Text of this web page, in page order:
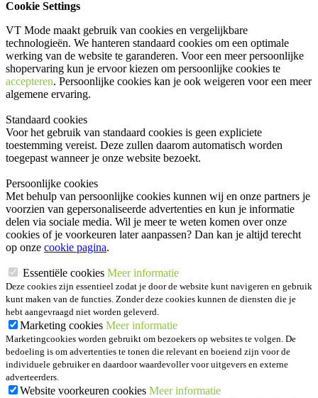
Cookie Settings
VT Mode maakt gebruik van cookies en vergelijkbare
technologieën. We hanteren standaard cookies om een optimale
werking van de website te garanderen. Voor een meer persoonlijke
shopervaring kun je ervoor kiezen om persoonlijke cookies te
accepteren. Persoonlijke cookies kan je ook weigeren voor een meer
algemene ervaring.
Standaard cookies
Voor het gebruik van standaard cookies is geen expliciete
toestemming vereist. Deze zullen daarom automatisch worden
toegepast wanneer je onze website bezoekt.
Persoonlijke cookies
Met behulp van persoonlijke cookies kunnen wij en onze partners je
voorzien van gepersonaliseerde advertenties en kun je informatie
delen via sociale media. Wil je meer te weten komen over onze
cookies of je voorkeuren later aanpassen? Dan kan je altijd terecht
op onze cookie pagina.
Essentiële cookies Meer informatie
Deze cookies zijn essentieel zodat je door de website kunt navigeren en gebruik
kunt maken van de functies. Zonder deze cookies kunnen de diensten die je
hebt aangevraagd niet worden geleverd.
Marketing cookies Meer informatie
Marketingcookies worden gebruikt om bezoekers op websites te volgen. De
bedoeling is om advertenties te tonen die relevant en boeiend zijn voor de
individuele gebruiker en daardoor waardevoller voor uitgevers en externe
adverteerders.
Website voorkeuren cookies Meer informatie